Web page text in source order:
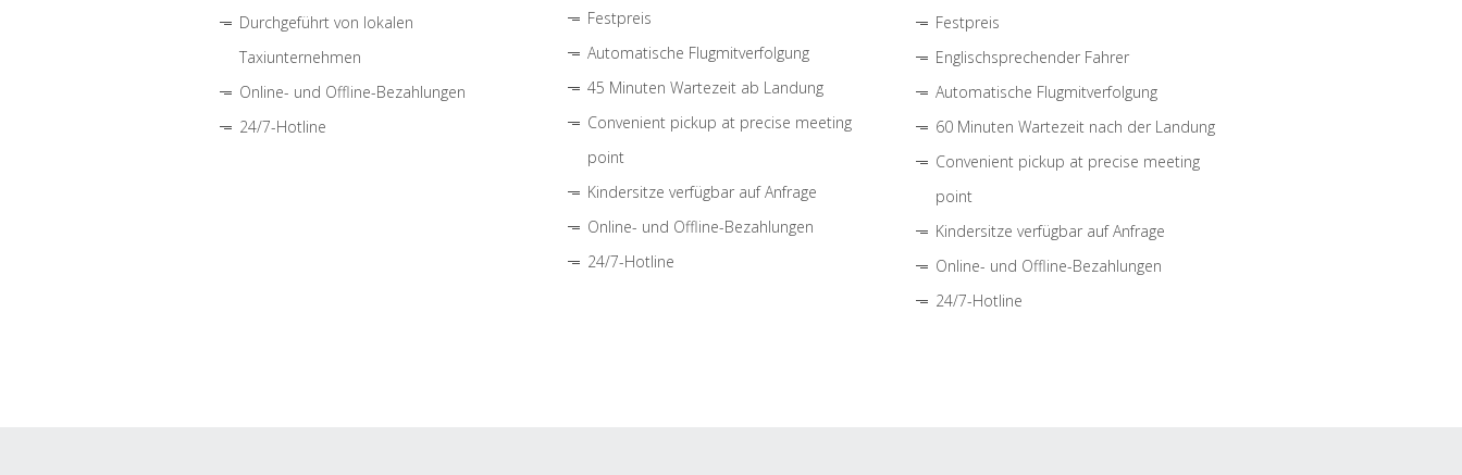
Durchgeführt von lokalen
Taxiunternehmen
Online- und Offline-Bezahlungen
24/7-Hotline
Festpreis
Automatische Flugmitverfolgung
45 Minuten Wartezeit ab Landung
Convenient pickup at precise meeting
point
Kindersitze verfügbar auf Anfrage
Online- und Offline-Bezahlungen
24/7-Hotline
Festpreis
Englischsprechender Fahrer
Automatische Flugmitverfolgung
60 Minuten Wartezeit nach der Landung
Convenient pickup at precise meeting
point
Kindersitze verfügbar auf Anfrage
Online- und Offline-Bezahlungen
24/7-Hotline